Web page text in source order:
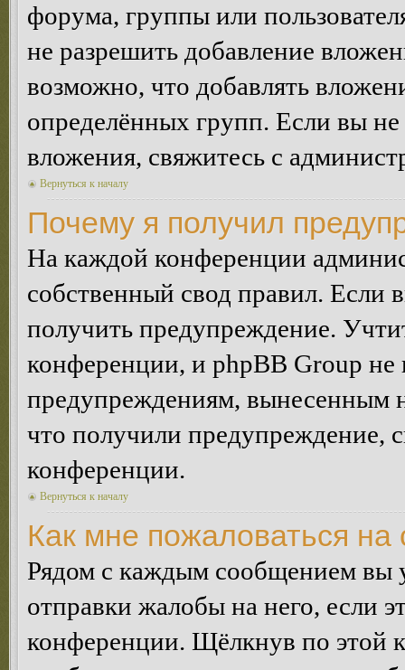
форума, группы или
не разрешить добавление
возможно, что добавлять
определённых групп. Если вы не
вложения, свяжитесь с
Вернуться к началу
Почему я получил
На каждой конференции
собственный свод правил.
получить предупреждение.
конференции, и phpBB Group не
предупреждениям, вынесенным
что получили предупреждение,
конференции.
Вернуться к началу
Как мне пожаловаться
Рядом с каждым сообщением вы
отправки жалобы на него, если
конференции. Щёлкнув по этой